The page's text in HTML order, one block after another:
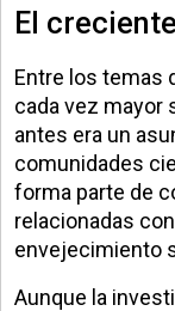
El
Entre los temas
cada vez mayor
antes era un
comunidades
forma parte de
relacionadas
envejecimiento
Aunque la